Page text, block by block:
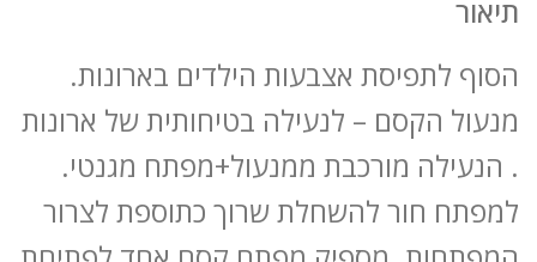
תיאור
הסוף לתפיסת אצבעות הילדים בארונות.
מנעול הקסם – לנעילה בטיחותית של ארונות
. הנעילה מורכבת ממנעול+מפתח מגנטי.
למפתח חור להשחלת שרוך כתוספת לצרור